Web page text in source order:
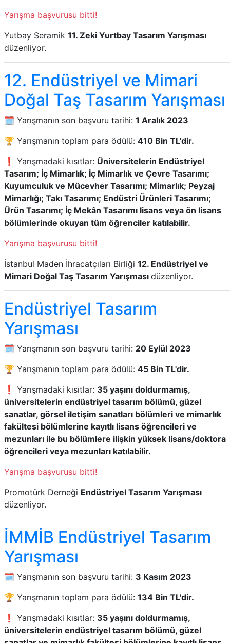
Yarışma başvurusu bitti!
Yutbay Seramik 11. Zeki Yurtbay Tasarım Yarışması
düzenliyor.
12. Endüstriyel ve Mimari
Doğal Taş Tasarım Yarışması
🗓️ Yarışmanın son başvuru tarihi: 1 Aralık 2023
🏆 Yarışmanın toplam para ödülü: 410 Bin TL'dir.
❗ Yarışmadaki kısıtlar: Üniversitelerin Endüstriyel
Tasarım; İç Mimarlık; İç Mimarlık ve Çevre Tasarımı;
Kuyumculuk ve Mücevher Tasarımı; Mimarlık; Peyzaj
Mimarlığı; Takı Tasarımı; Endüstri Ürünleri Tasarımı;
Ürün Tasarımı; İç Mekân Tasarımı lisans veya ön lisans
bölümlerinde okuyan tüm öğrenciler katılabilir.
Yarışma başvurusu bitti!
İstanbul Maden İhracatçıları Birliği 12. Endüstriyel ve
Mimari Doğal Taş Tasarım Yarışması düzenliyor.
Endüstriyel Tasarım
Yarışması
🗓️ Yarışmanın son başvuru tarihi: 20 Eylül 2023
🏆 Yarışmanın toplam para ödülü: 45 Bin TL'dir.
❗ Yarışmadaki kısıtlar: 35 yaşını doldurmamış,
üniversitelerin endüstriyel tasarım bölümü, güzel
sanatlar, görsel iletişim sanatları bölümleri ve mimarlık
fakültesi bölümlerine kayıtlı lisans öğrencileri ve
mezunları ile bu bölümlere ilişkin yüksek lisans/doktora
öğrencileri veya mezunları katılabilir.
Yarışma başvurusu bitti!
Promotürk Derneği Endüstriyel Tasarım Yarışması
düzenliyor.
İMMİB Endüstriyel Tasarım
Yarışması
🗓️ Yarışmanın son başvuru tarihi: 3 Kasım 2023
🏆 Yarışmanın toplam para ödülü: 134 Bin TL'dir.
❗ Yarışmadaki kısıtlar: 35 yaşını doldurmamış,
üniversitelerin endüstriyel tasarım bölümü, güzel